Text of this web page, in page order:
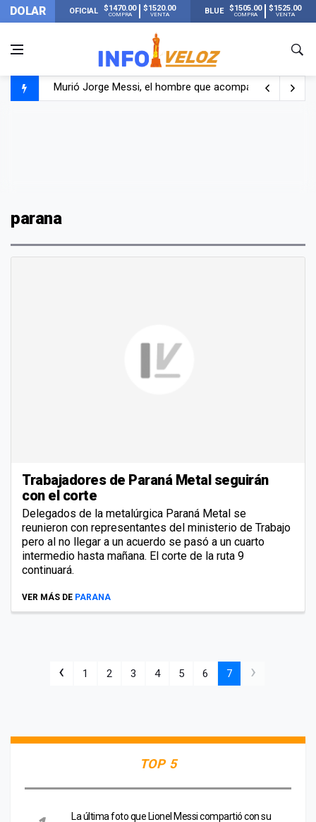
DOLAR OFICIAL $1470.00
COMPRA
$1520.00
VENTA BLUE $1505.00
COMPRA
$1525.00
VENTA
Murió Jorge Messi, el hombre que acompañó a Lionel
Los mensajes de Newell’s y el resto del mundo del
parana
Trabajadores de Paraná Metal seguirán
con el corte
Delegados de la metalúrgica Paraná Metal se
reunieron con representantes del ministerio de Trabajo
pero al no llegar a un acuerdo se pasó a un cuarto
intermedio hasta mañana. El corte de la ruta 9
continuará.
VER MÁS DE PARANA
‹ 1 2 3 4 5 6 7 ›
TOP 5
La última foto que Lionel Messi compartió con su